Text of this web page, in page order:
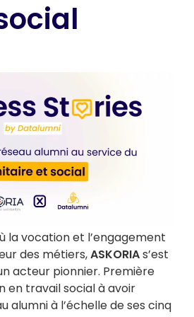
la vocation et l’engagement
des métiers,ASKORIAs’est
acteur pionnier. Première
en travail social à avoir
alumni à l’échelle de ses cinq